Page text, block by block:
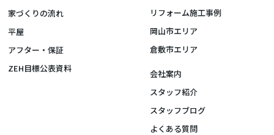
家づくりの流れ
平屋
アフター・保証
ZEH目標公表資料
リフォーム施工事例
岡山市エリア
倉敷市エリア
会社案内
スタッフ紹介
スタッフブログ
よくある質問